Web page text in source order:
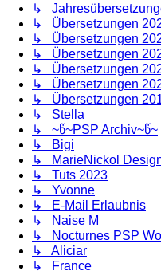
↳
↳ Übersetzungen
↳ Übersetzungen
↳ Übersetzungen
↳ Übersetzungen
↳ Übersetzungen
↳ Übersetzungen
↳ Stella
↳ ~წ~PSP Archiv~წ~
↳ Bigi
↳ MarieNickol
↳ Tuts 2023
↳ Yvonne
↳ E-Mail Erlaubnis
↳ Naise M
↳ Nocturnes PSP
↳ Aliciar
↳ France